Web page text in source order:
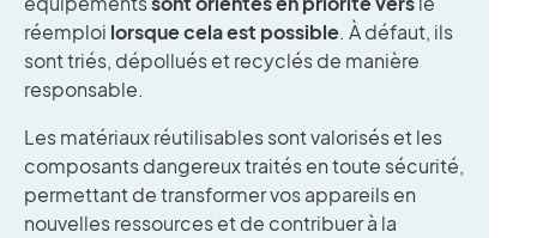
réemploi lorsque cela est possible. À défaut, ils
sont triés, dépollués et recyclés de manière
responsable.
Les matériaux réutilisables sont valorisés et les
composants dangereux traités en toute sécurité,
permettant de transformer vos appareils en
nouvelles ressources et de contribuer à la